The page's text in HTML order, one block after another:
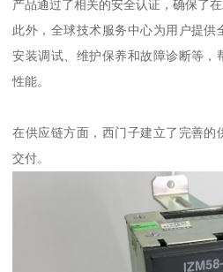
产品通过了相关的安全认证，确保了
此外，全球技术服务中心为用户提供
安装调试、维护保养和故障诊断等，
性能。
在供应链方面，西门子建立了完善的
交付。